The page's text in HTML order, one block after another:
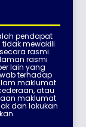
pendapat
mewakili
rasmi.
rasmi
lain yang
terhadap
maklumat
atau
maklumat
dan lakukan